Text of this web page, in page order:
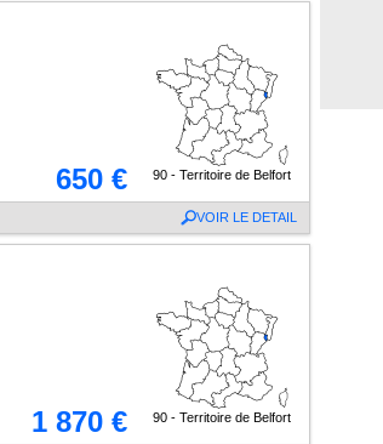
650 € 90 - Territoire de Belfort
VOIR LE DETAIL
1 870 € 90 - Territoire de Belfort